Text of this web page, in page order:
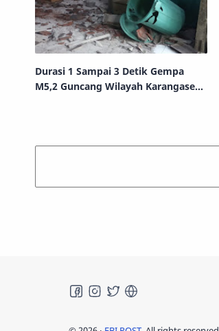
Durasi 1 Sampai 3 Detik Gempa
M5,2 Guncang Wilayah Karangasem,